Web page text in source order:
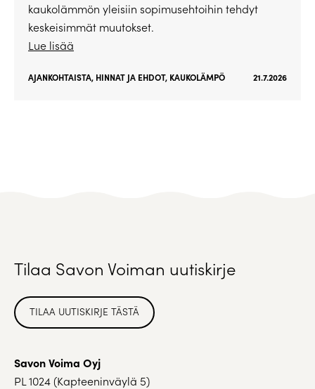
kaukolämmön yleisiin sopimusehtoihin tehdyt
keskeisimmät muutokset.
Lue lisää
AJANKOHTAISTA, HINNAT JA EHDOT, KAUKOLÄMPÖ 21.7.2026
Tilaa Savon Voiman uutiskirje
TILAA UUTISKIRJE TÄSTÄ
Savon Voima Oyj
PL 1024 (Kapteeninväylä 5)